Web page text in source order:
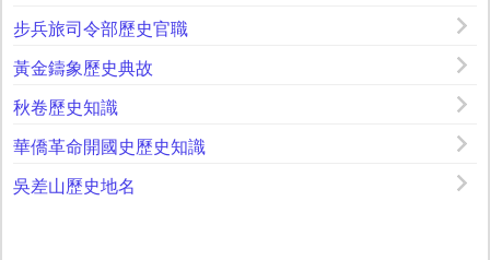
步兵旅司令部歷史官職
黃金鑄象歷史典故
秋卷歷史知識
華僑革命開國史歷史知識
吳差山歷史地名